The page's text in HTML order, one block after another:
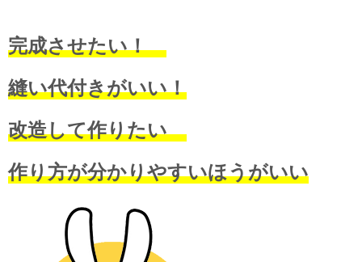
完成させたい！
縫い代付きがいい！
改造して作りたい
作り方が分かりやすいほうがいい